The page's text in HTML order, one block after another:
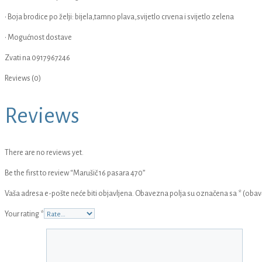
• Boja brodice po želji: bijela,tamno plava,svijetlo crvena i svijetlo zelena
• Mogućnost dostave
Zvati na 0917967246
Reviews (0)
Reviews
There are no reviews yet.
Be the first to review “Marušič 16 pasara 470”
Vaša adresa e-pošte neće biti objavljena. Obavezna polja su označena sa *
Your rating *